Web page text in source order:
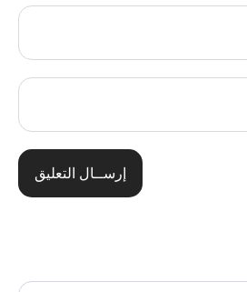
إرســال التعليق